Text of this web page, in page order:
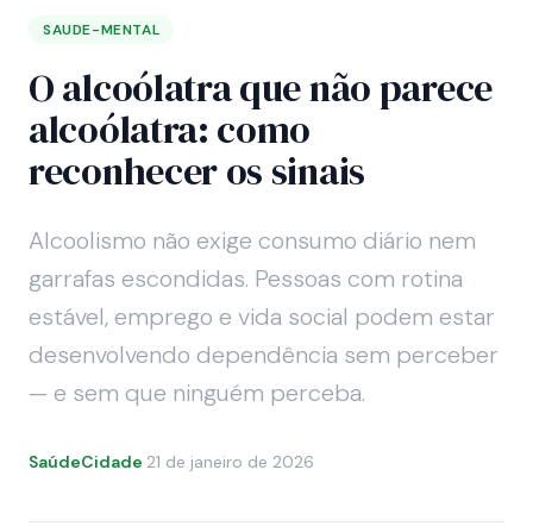
SAUDE-MENTAL
O alcoólatra que não parece
alcoólatra: como
reconhecer os sinais
Alcoolismo não exige consumo diário nem
garrafas escondidas. Pessoas com rotina
estável, emprego e vida social podem estar
desenvolvendo dependência sem perceber
— e sem que ninguém perceba.
SaúdeCidade·21 de janeiro de 2026